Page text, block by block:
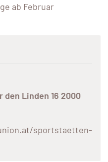
ab Februar
den Linden 16 2000
sportstaetten-